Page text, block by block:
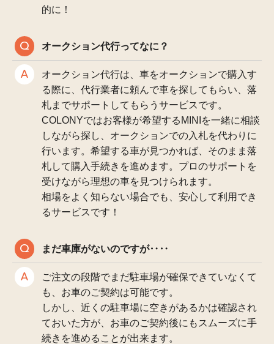
的に！
オークション代行ってなに？
オークション代行は、車をオークションで購入す
る際に、代行業者に頼んで車を探してもらい、落
札までサポートしてもらうサービスです。
COLONYではお客様が希望するMINIを一緒に相談
しながら探し、オークションでの入札を代わりに
行います。希望する車が見つかれば、そのまま落
札して購入手続きを進めます。プロのサポートを
受けながら理想の車を見つけられます。
相場をよく知らない場合でも、安心して利用でき
るサービスです！
まだ車庫がないのですが‥‥
ご注文の段階でまだ駐車場が確保できていなくて
も、お車のご契約は可能です。
しかし、近くの駐車場に空きがあるかは確認され
ておいた方が、お車のご契約後にもスムーズに手
続きを進めることが出来ます。